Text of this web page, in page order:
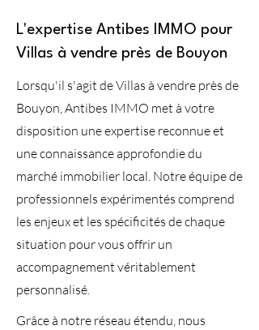
L'expertise Antibes IMMO pour
Villas à vendre près de Bouyon
Lorsqu'il s'agit de Villas à vendre près de
Bouyon, Antibes IMMO met à votre
disposition une expertise reconnue et
une connaissance approfondie du
marché immobilier local. Notre équipe de
professionnels expérimentés comprend
les enjeux et les spécificités de chaque
situation pour vous offrir un
accompagnement véritablement
personnalisé.
Grâce à notre réseau étendu, nous